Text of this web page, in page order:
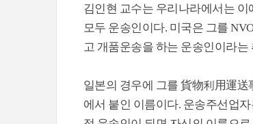
김인현 교수는 우리나라에서는
모두 운송인이다. 미국은 그를
고 개품운송을 하는 운송인이라는
일본의 경우에 그를 貨物利用運
에서 붙인 이름이다. 운송주선업